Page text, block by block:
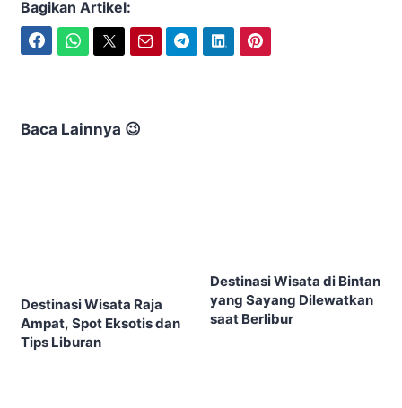
Bagikan Artikel:
Baca Lainnya 😉
Destinasi Wisata Raja
Ampat, Spot Eksotis dan
Tips Liburan
Destinasi Wisata di Bintan
yang Sayang Dilewatkan
saat Berlibur